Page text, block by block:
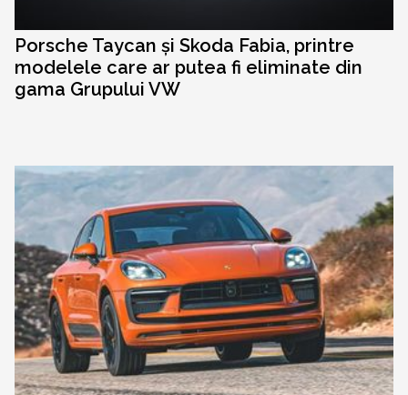
Porsche Taycan și Skoda Fabia, printre
modelele care ar putea fi eliminate din
gama Grupului VW